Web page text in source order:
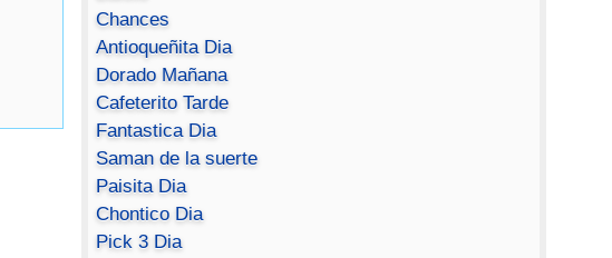
Chances
Antioqueñita Dia
Dorado Mañana
Cafeterito Tarde
Fantastica Dia
Saman de la suerte
Paisita Dia
Chontico Dia
Pick 3 Dia